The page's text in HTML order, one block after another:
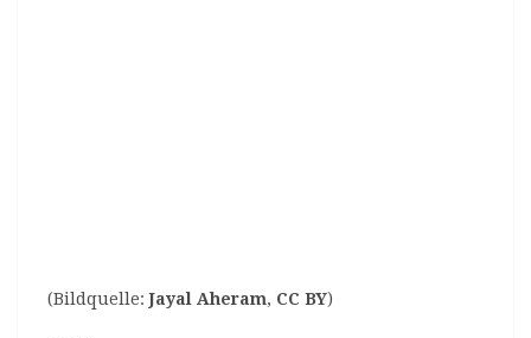
(Bildquelle:Jayal Aheram, CC BY)